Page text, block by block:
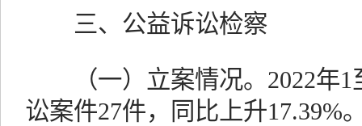
三、公益诉讼检察
（一）立案情况。2022年1
讼案件27件，同比上升17.39%